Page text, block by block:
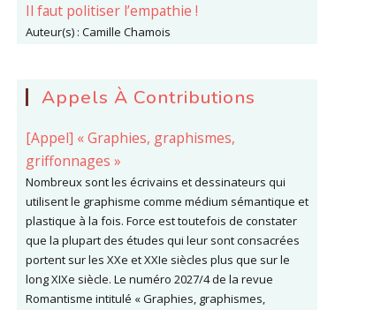
Il faut politiser l’empathie !
Auteur(s) : Camille Chamois
Appels À Contributions
[Appel] « Graphies, graphismes,
griffonnages »
Nombreux sont les écrivains et dessinateurs qui
utilisent le graphisme comme médium sémantique et
plastique à la fois. Force est toutefois de constater
que la plupart des études qui leur sont consacrées
portent sur les XXe et XXIe siècles plus que sur le
long XIXe siècle. Le numéro 2027/4 de la revue
Romantisme intitulé « Graphies, graphismes,